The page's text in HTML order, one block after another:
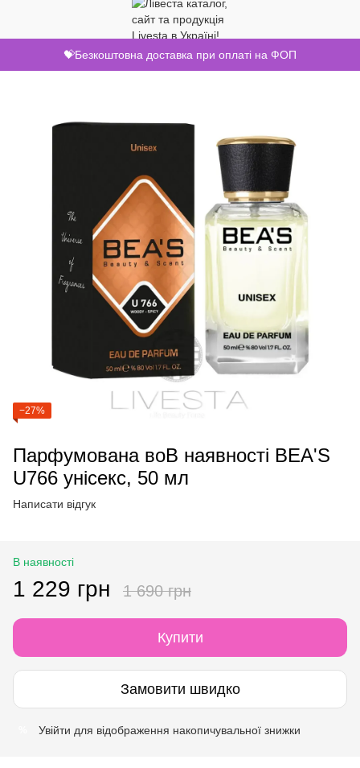
💝Безкоштовна доставка при оплаті на ФОП
−27%
Парфумована воВ наявності BEA'S
U766 унісекс, 50 мл
Написати відгук
В наявності
1 229 грн 1 690 грн
Купити
Замовити швидко
Увійти для відображення накопичувальної знижки